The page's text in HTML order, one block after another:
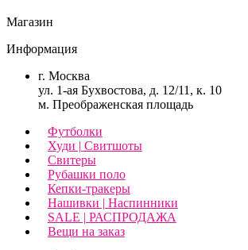
Магазин
Информация
г. Москва
ул. 1-ая Бухвостова, д. 12/11, к. 10
м. Преображенская площадь
Футболки
Худи | Свитшоты
Свитеры
Рубашки поло
Кепки-тракеры
Нашивки | Наспинники
SALE | РАСПРОДАЖА
Вещи на заказ